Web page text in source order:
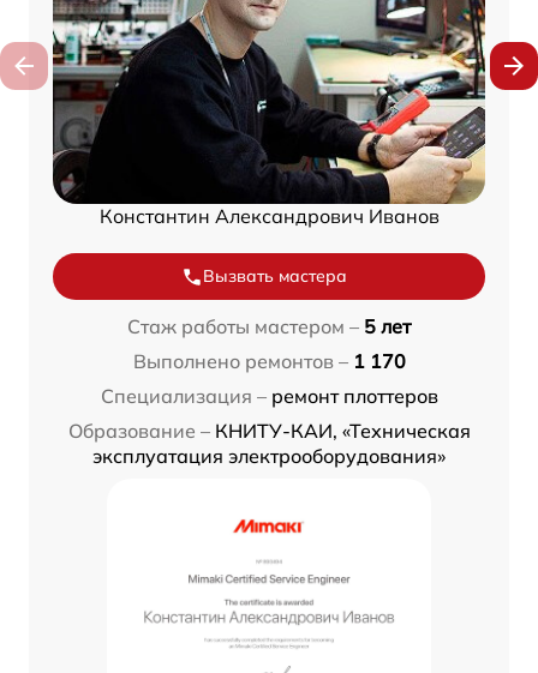
Константин Александрович Иванов
Вызвать мастера
Стаж работы мастером – 5 лет
Выполнено ремонтов – 1 170
Специализация – ремонт плоттеров
Образование – КНИТУ-КАИ, «Техническая
эксплуатация электрооборудования»